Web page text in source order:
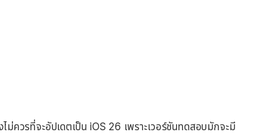
ม่ควรที่จะอัปเดตเป็น iOS 26 เพราะเวอร์ชันทดสอบมักจะมี